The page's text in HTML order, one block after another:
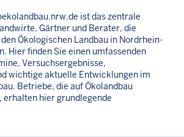
ist das zentrale
Gärtner und Berater, die
Ökologischen Landbau in Nordrhein-
Hier finden Sie einen umfassenden
Versuchsergebnisse,
wichtige aktuelle Entwicklungen im
Betriebe, die auf Ökolandbau
hier grundlegende